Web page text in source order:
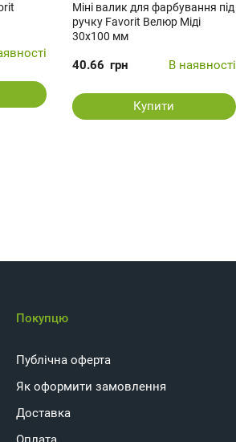
Міні валик для фарбування під
ручку Favorit Велюр Міді
30х100 мм
40.66 грн В наявності
Купити
Покупцю
Публічна оферта
Як оформити замовлення
Доставка